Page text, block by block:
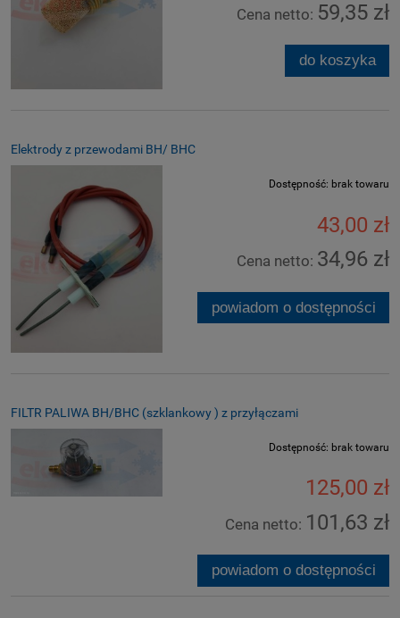
Cena netto: 59,35 zł
do koszyka
Elektrody z przewodami BH/ BHC
Dostępność: brak towaru
43,00 zł
Cena netto: 34,96 zł
powiadom o dostępności
FILTR PALIWA BH/BHC (szklankowy ) z przyłączami
Dostępność: brak towaru
125,00 zł
Cena netto: 101,63 zł
powiadom o dostępności